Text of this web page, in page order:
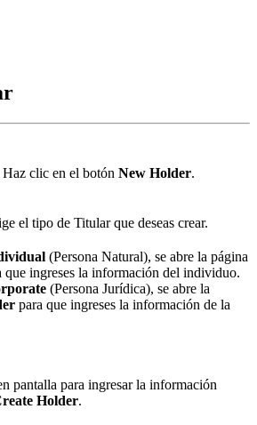
Haz clic en el botón New Holder.
el tipo de Titular que deseas crear.
(Persona Natural), se abre la página
que ingreses la información del individuo.
(Persona Jurídica), se abre la
para que ingreses la información de la
pantalla para ingresar la información
Holder.